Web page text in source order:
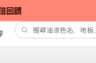
回饋